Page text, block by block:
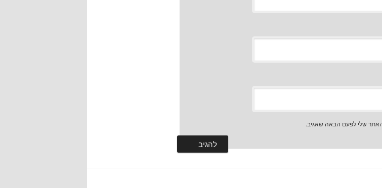
שלי לפעם הבאה שאגיב.